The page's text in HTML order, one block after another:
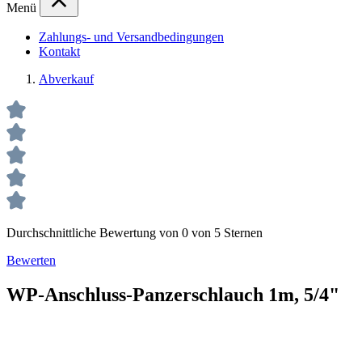
Menü
Zahlungs- und Versandbedingungen
Kontakt
Abverkauf
Durchschnittliche Bewertung von 0 von 5 Sternen
Bewerten
WP-Anschluss-Panzerschlauch 1m, 5/4"